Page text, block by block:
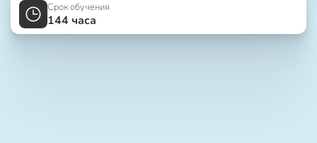
Срок обучения
144 часа